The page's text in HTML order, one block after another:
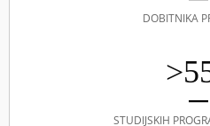
DOBITNIKA
STUDIJSKIH